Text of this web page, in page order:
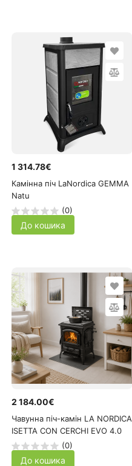
1 314.78€
Камінна піч LaNordica GEMMA
Natu
(0)
До кошика
2 184.00€
Чавунна піч-камін LA NORDICA
ISETTA CON CERCHI EVO 4.0
(0)
До кошика